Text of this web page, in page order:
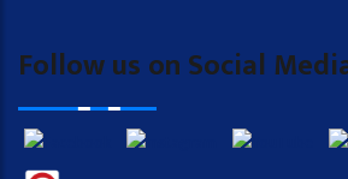
Follow us on Social